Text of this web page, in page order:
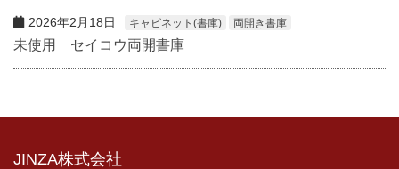
2026年2月18日 キャビネット(書庫) 両開き書庫
未使用 セイコウ両開書庫
JINZA株式会社